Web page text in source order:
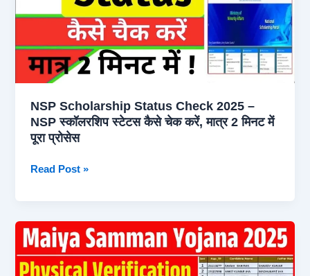
शुरू,
महिलाओं
मिलेंगे
प्रतिमाह
2500
NSP Scholarship Status Check 2025 –
NSP स्कॉलरशिप स्टेटस कैसे चेक करें, मात्र 2 मिनट में
पूरा प्रोसेस
NSP
Check
2025
–
NSP
Read Post »